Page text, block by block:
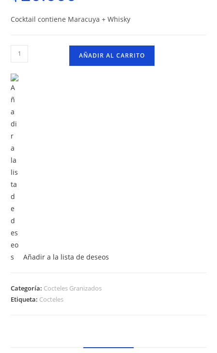
Cocktail contiene Maracuya + Whisky
Cóctel
Granizado
Cali
Blue
Moon
-
480ml
cantidad
AÑADIR AL CARRITO
Añadir a la lista de deseos
Categoría: Cocteles Granizados
Etiqueta: Cocteles